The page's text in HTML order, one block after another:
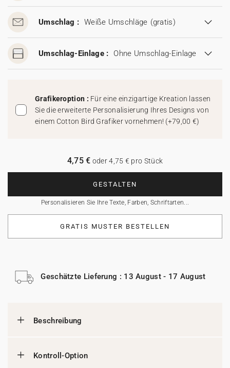
Umschlag : Weiße Umschläge (gratis)
Umschlag-Einlage : Ohne Umschlag-Einlage
Grafikeroption : Für eine einzigartige Kreation lassen
Sie die erweiterte Personalisierung Ihres Designs von
einem Cotton Bird Grafiker vornehmen! (+79,00 €)
GESTALTEN
Personalisieren Sie Ihre Texte, Farben, Schriftarten...
4,75 € oder 4,75 € pro Stück
GRATIS MUSTER BESTELLEN
Geschätzte Lieferung : 13 August - 17 August
Beschreibung
Kontroll-Option